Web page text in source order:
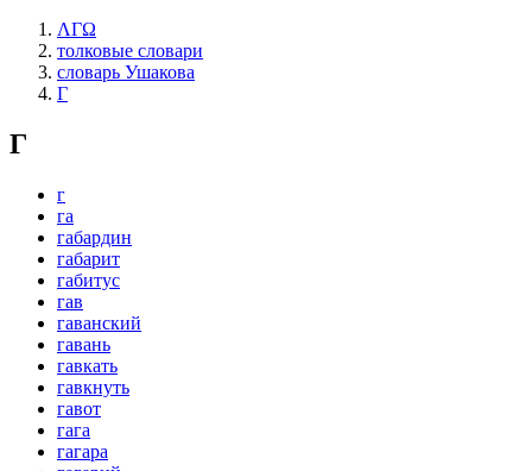
ΛΓΩ
толковые словари
словарь Ушакова
Г
Г
г
га
габардин
габарит
габитус
гав
гаванский
гавань
гавкать
гавкнуть
гавот
гага
гагара